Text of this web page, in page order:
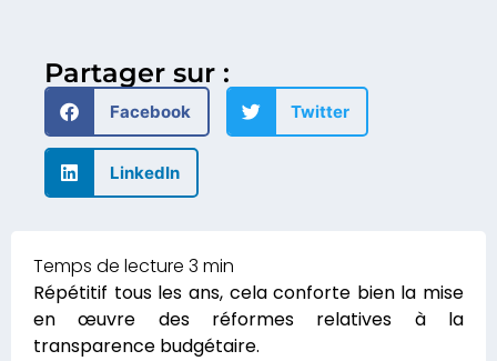
Partager sur :
Facebook Twitter
LinkedIn
Répétitif tous les ans, cela conforte bien la mise
en œuvre des réformes relatives à la
transparence budgétaire.